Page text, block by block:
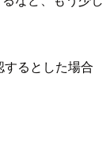
るとした場合